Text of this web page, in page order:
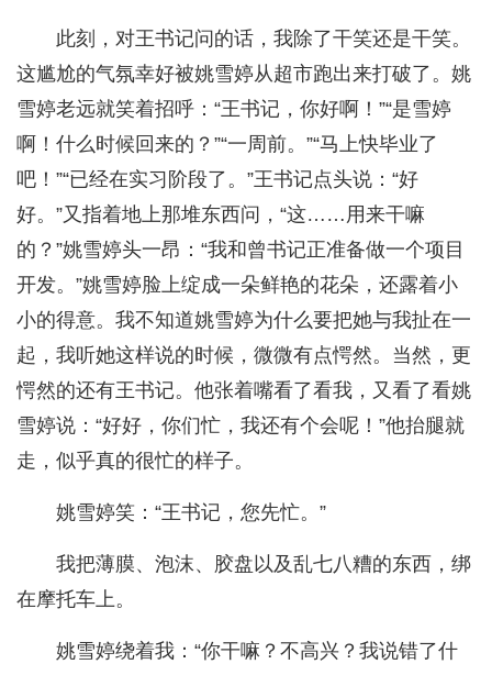
此刻，对王书记问的话，我除了干笑还是干笑。
这尴尬的气氛幸好被姚雪婷从超市跑出来打破了。姚
雪婷老远就笑着招呼：“王书记，你好啊！”“是雪婷
啊！什么时候回来的？”“一周前。”“马上快毕业了
吧！”“已经在实习阶段了。”王书记点头说：“好
好。”又指着地上那堆东西问，“这……用来干嘛
的？”姚雪婷头一昂：“我和曾书记正准备做一个项目
开发。”姚雪婷脸上绽成一朵鲜艳的花朵，还露着小
小的得意。我不知道姚雪婷为什么要把她与我扯在一
起，我听她这样说的时候，微微有点愕然。当然，更
愕然的还有王书记。他张着嘴看了看我，又看了看姚
雪婷说：“好好，你们忙，我还有个会呢！”他抬腿就
走，似乎真的很忙的样子。
姚雪婷笑：“王书记，您先忙。”
我把薄膜、泡沫、胶盘以及乱七八糟的东西，绑
在摩托车上。
姚雪婷绕着我：“你干嘛？不高兴？我说错了什